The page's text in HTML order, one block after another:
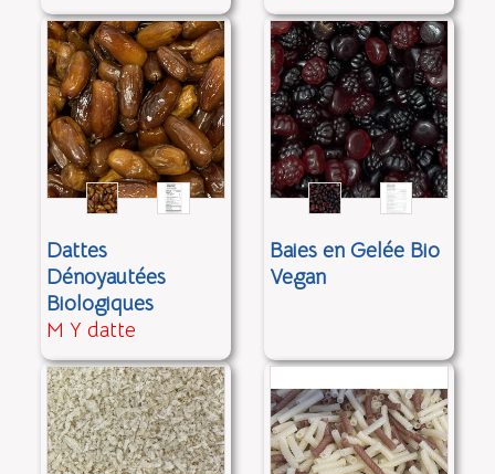
Dattes
Dénoyautées
Biologiques
M Y datte
Baies en Gelée Bio
Vegan